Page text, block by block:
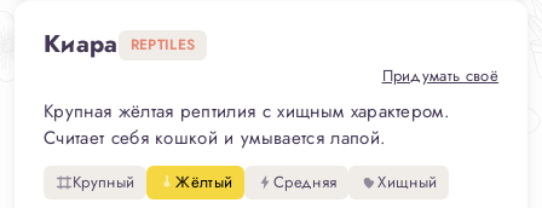
Киара REPTILES
Придумать своё
Крупная жёлтая рептилия с хищным характером.
Считает себя кошкой и умывается лапой.
Крупный Жёлтый Средняя Хищный